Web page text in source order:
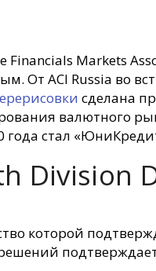
Markets
От ACI Russia во
сделана
валютного
стал
Division
которой